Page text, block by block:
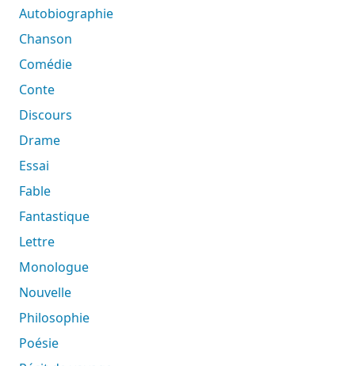
Autobiographie
Chanson
Comédie
Conte
Discours
Drame
Essai
Fable
Fantastique
Lettre
Monologue
Nouvelle
Philosophie
Poésie